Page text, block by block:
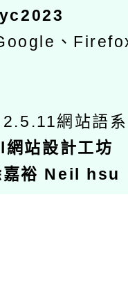
、
網站語
站設計工坊
嘉裕 Neil hsu